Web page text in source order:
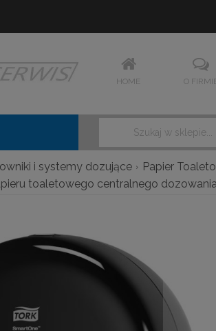
HOME O
i systemy dozujące
Papier
toaletowego centralnego